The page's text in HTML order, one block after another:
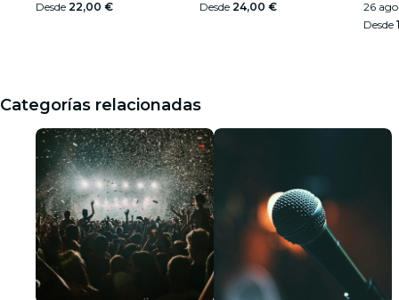
Desde 22,00 €
Desde 24,00 €
26 ago
Desde
Categorías relacionadas